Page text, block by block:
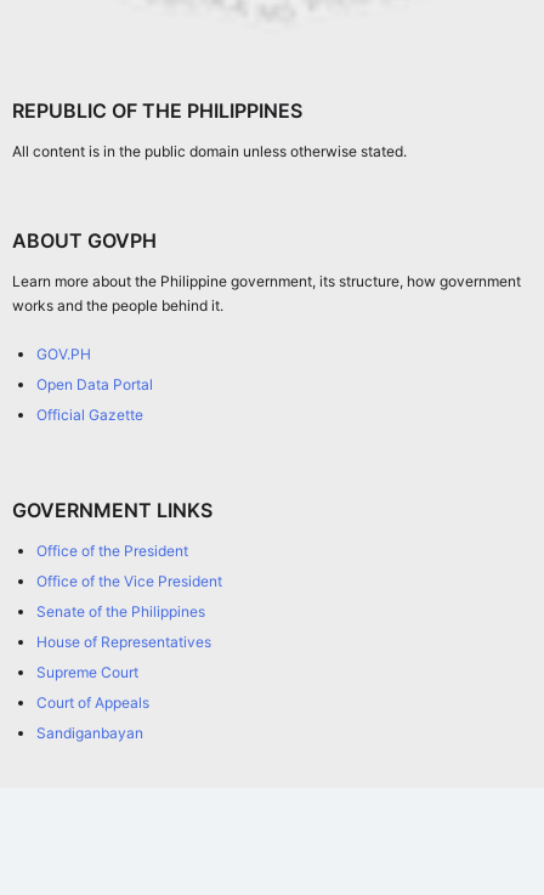
REPUBLIC OF THE PHILIPPINES
All content is in the public domain unless otherwise stated.
ABOUT GOVPH
Learn more about the Philippine government, its structure, how government
works and the people behind it.
GOV.PH
Open Data Portal
Official Gazette
GOVERNMENT LINKS
Office of the President
Office of the Vice President
Senate of the Philippines
House of Representatives
Supreme Court
Court of Appeals
Sandiganbayan